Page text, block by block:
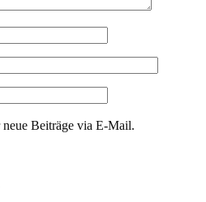
Beiträge via E-Mail.